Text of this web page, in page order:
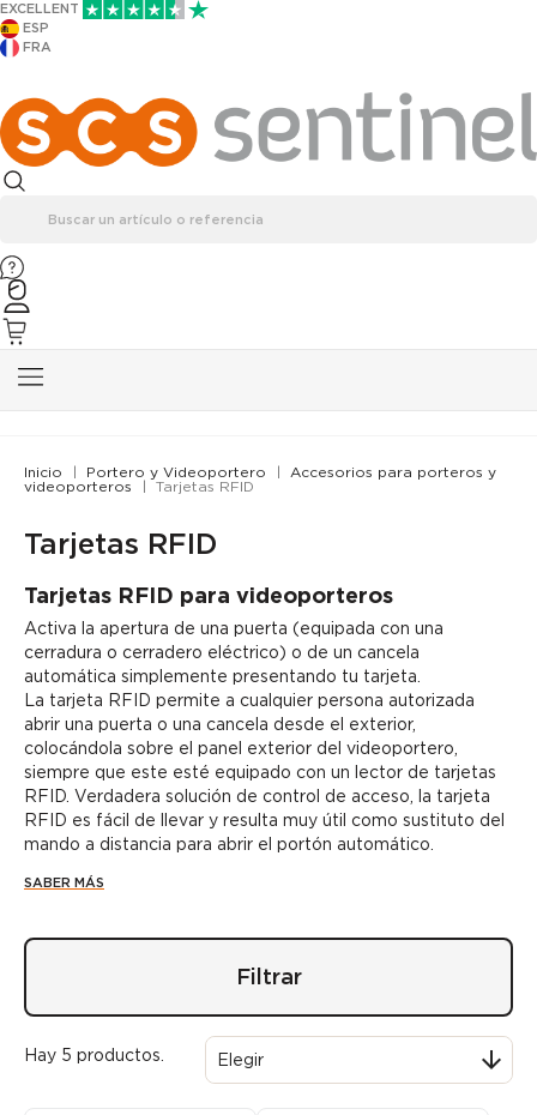
EXCELLENT
ESP
FRA
Inicio Portero y Videoportero
Accesorios para porteros y
videoporteros
Tarjetas RFID
Tarjetas RFID
Tarjetas RFID para videoporteros
Activa la apertura de una puerta (equipada con una
cerradura o cerradero eléctrico) o de un cancela
automática simplemente presentando tu tarjeta.
La tarjeta RFID permite a cualquier persona autorizada
abrir una puerta o una cancela desde el exterior,
colocándola sobre el panel exterior del videoportero,
siempre que este esté equipado con un lector de tarjetas
RFID. Verdadera solución de control de acceso, la tarjeta
RFID es fácil de llevar y resulta muy útil como sustituto del
mando a distancia para abrir el portón automático.
SABER MÁS
Filtrar
Hay 5 productos. Elegir 